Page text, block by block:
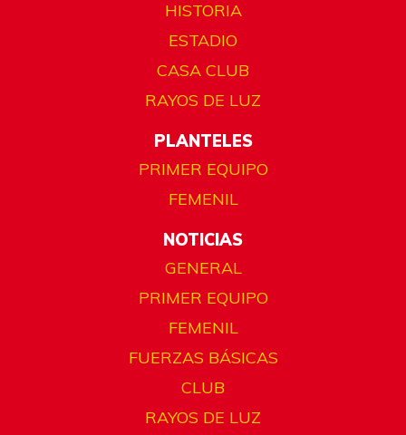
HISTORIA
ESTADIO
CASA CLUB
RAYOS DE LUZ
PLANTELES
PRIMER EQUIPO
FEMENIL
NOTICIAS
GENERAL
PRIMER EQUIPO
FEMENIL
FUERZAS BÁSICAS
CLUB
RAYOS DE LUZ